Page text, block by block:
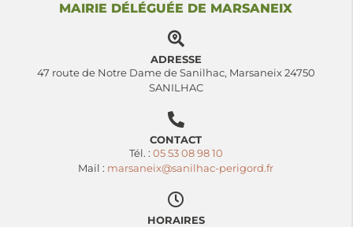
MAIRIE DÉLÉGUÉE DE MARSANEIX
ADRESSE
47 route de Notre Dame de Sanilhac, Marsaneix 24750
SANILHAC
CONTACT
Tél. : 05 53 08 98 10
Mail : marsaneix@sanilhac-perigord.fr
HORAIRES